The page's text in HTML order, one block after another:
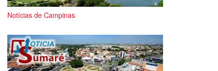
Notícias de Campinas